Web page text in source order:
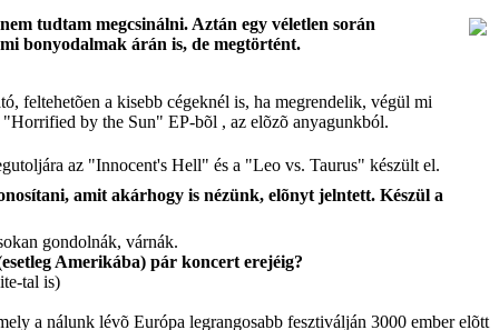
tudtam megcsinálni. Aztán egy véletlen során
bonyodalmak árán is, de megtörtént.
feltehetõen a kisebb cégeknél is, ha megrendelik, végül mi
by the Sun" EP-bõl , az elõzõ anyagunkból.
az "Innocent's Hell" és a "Leo vs. Taurus" készült el.
amit akárhogy is nézünk, elõnyt jelntett. Készül a
gondolnák, várnák.
Amerikába) pár koncert erejéig?
tal is)
a nálunk lévõ Európa legrangosabb fesztiválján 3000 ember elõtt